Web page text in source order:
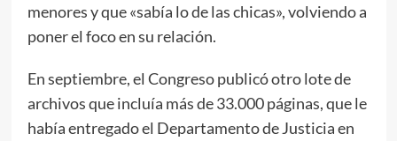
menores y que «sabía lo de las chicas», volviendo a
poner el foco en su relación.
En septiembre, el Congreso publicó otro lote de
archivos que incluía más de 33.000 páginas, que le
había entregado el Departamento de Justicia en